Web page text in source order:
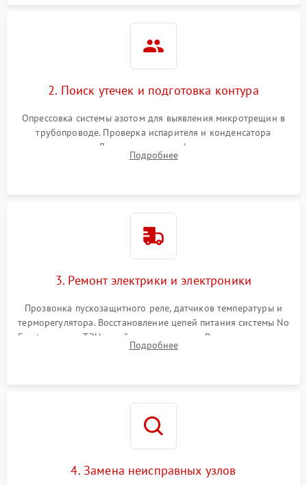
1800 ₽
2. Поиск утечек и подготовка контура
Опрессовка системы азотом для выявления микротрещин в
трубопроводе. Проверка испарителя и конденсатора
течеискателем. Демонтаж старого фильтра-осушителя и
продувка капиллярной трубки для устранения засоров.
Подробнее
3. Ремонт электрики и электроники
Прозвонка пускозащитного реле, датчиков температуры и
терморегулятора. Восстановление цепей питания системы No
Frost, включая ТЭН оттайки и вентилятор. Ремонт или замена
платы управления при сбоях алгоритмов.
Подробнее
4. Замена неисправных узлов